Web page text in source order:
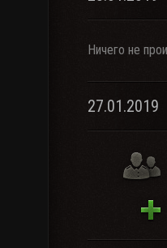
Ничего не
27.01.2019